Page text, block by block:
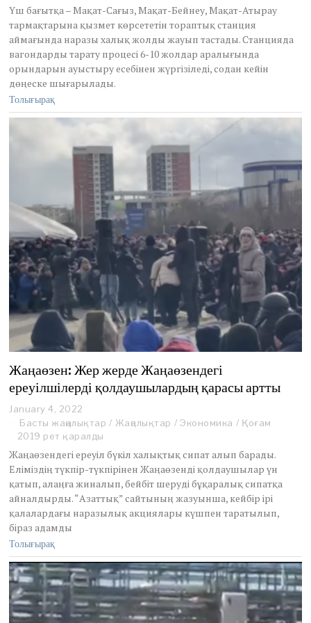
a
r
y
4
0
2
Үш бағытқа – Мақат-Сағыз, Мақат-Бейнеу, Мақат-Атырау
тармақтарына қызмет көрсететін тораптық станция
аймағында наразы халық жолды жауып тастады. Станцияда
вагондарды тарату процесі 6-10 жолдар аралығында
орындарын ауыстыру есебінен жүргізіледі, содан кейін
дөңеске шығарылады.
Толығырақ
Жаңаөзен: Жер жерде Жаңаөзендегі
ереуілшілерді қолдаушылардың қарасы артты
January 4, 2022
a
n
a
r
y
4
2
2
Басты жаңалықтар / Жаңалықтар / Экономика / Қоғам
2019 рет қаралды
Жаңаөзендегі ереуіл бүкіл халықтық сипат алып барады.
Еліміздің түкпір-түкпірінен Жаңаөзенді қолдаушылар үн
қатып, алаңға жиналып, бейбіт шеруді бұқаралық сипатқа
айналдырды. “Азаттық” сайтының жазуынша, кейбір ірі
қалалардағы наразылық акциялары күшпен таратылып,
біраз адамды
Толығырақ